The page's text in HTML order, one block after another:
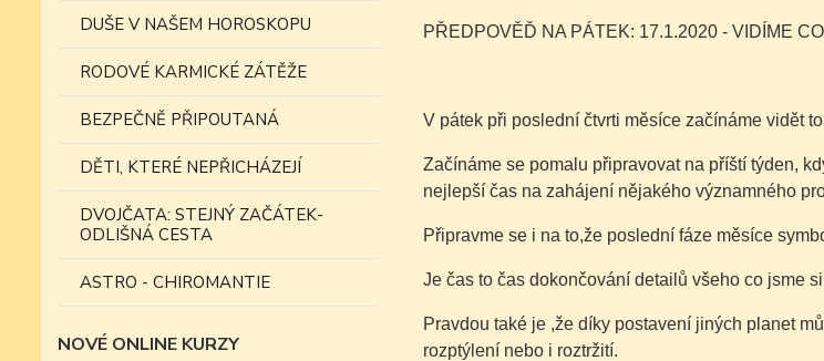
DUŠE V NAŠEM HOROSKOPU
RODOVÉ KARMICKÉ ZÁTĚŽE
BEZPEČNĚ PŘIPOUTANÁ
DĚTI, KTERÉ NEPŘICHÁZEJÍ
DVOJČATA: STEJNÝ ZAČÁTEK-
ODLIŠNÁ CESTA
ASTRO - CHIROMANTIE
NOVÉ ONLINE KURZY
PŘEDPOVĚĎ NA PÁTEK: 17.1.2020 - VIDÍME
V pátek při poslední čtvrti měsíce začínáme vidět
Začínáme se pomalu připravovat na příští týden,
nejlepší čas na zahájení nějakého významného
Připravme se i na to,že poslední fáze měsíce
Je čas to čas dokončování detailů všeho co jsme
Pravdou také je ,že díky postavení jiných planet
rozptýlení nebo i roztržití.